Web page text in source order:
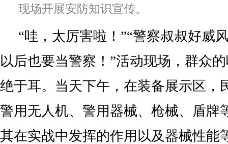
现场开展安防知识宣传。
“哇，太厉害啦！”“警察叔叔好威
以后也要当警察！”活动现场，群众
绝于耳。当天下午，在装备展示区，
警用无人机、警用器械、枪械、盾牌
其在实战中发挥的作用以及器械性能